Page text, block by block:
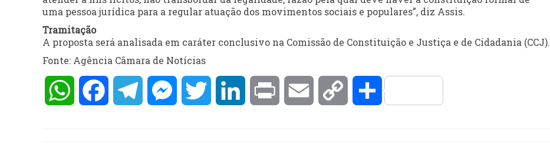
uma pessoa jurídica para a regular atuação dos movimentos sociais e populares”, diz Assis.
Tramitação
A proposta será analisada em caráter conclusivo na Comissão de Constituição e Justiça e de Cidadania (CCJ).
Fonte: Agência Câmara de Notícias
WhatsAppFacebookTelegramMessengerTwitter LinkedInPrint Email Copy Compartilhar